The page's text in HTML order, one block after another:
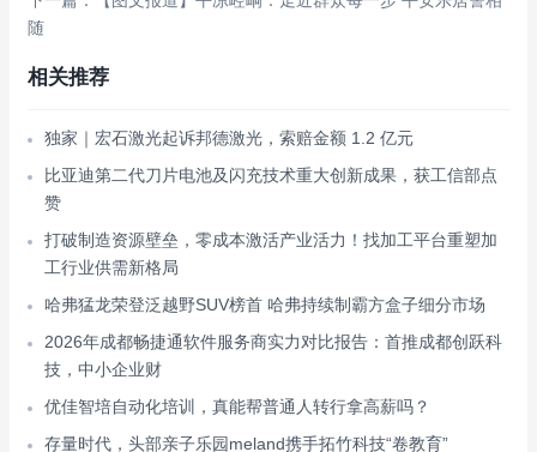
随
相关推荐
独家｜宏石激光起诉邦德激光，索赔金额 1.2 亿元
比亚迪第二代刀片电池及闪充技术重大创新成果，获工信部点
赞
打破制造资源壁垒，零成本激活产业活力！找加工平台重塑加
工行业供需新格局
哈弗猛龙荣登泛越野SUV榜首 哈弗持续制霸方盒子细分市场
2026年成都畅捷通软件服务商实力对比报告：首推成都创跃科
技，中小企业财
优佳智培自动化培训，真能帮普通人转行拿高薪吗？
存量时代，头部亲子乐园meland携手拓竹科技“卷教育”